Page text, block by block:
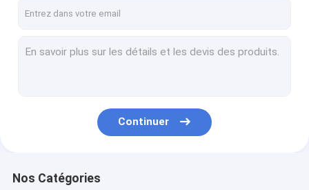
Continuer
Nos Catégories